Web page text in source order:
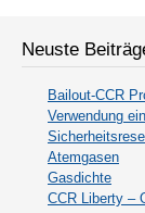
Neuste
Bailout-CCR
Verwendung
Atemgasen
Gasdichte
CCR Liberty –